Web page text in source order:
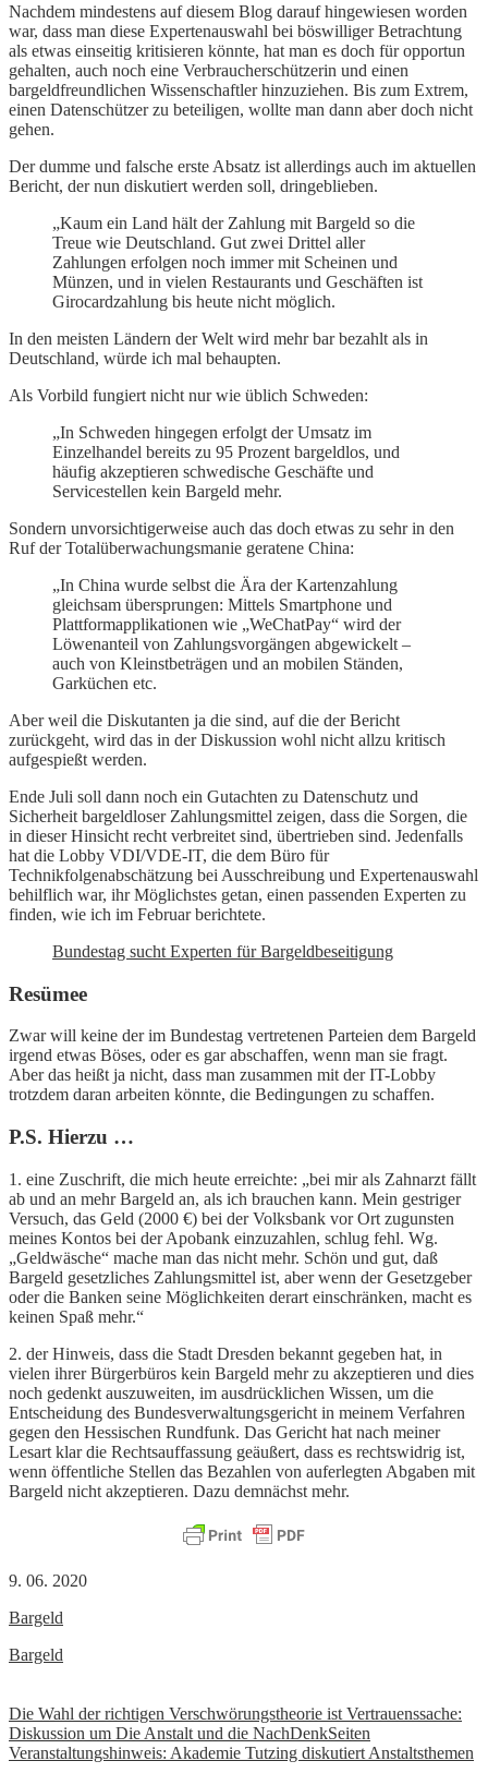
Nachdem mindestens auf diesem Blog darauf hingewiesen worden
war, dass man diese Expertenauswahl bei böswilliger Betrachtung
als etwas einseitig kritisieren könnte, hat man es doch für opportun
gehalten, auch noch eine Verbraucherschützerin und einen
bargeldfreundlichen Wissenschaftler hinzuziehen. Bis zum Extrem,
einen Datenschützer zu beteiligen, wollte man dann aber doch nicht
gehen.
Der dumme und falsche erste Absatz ist allerdings auch im aktuellen
Bericht, der nun diskutiert werden soll, dringeblieben.
„Kaum ein Land hält der Zahlung mit Bargeld so die
Treue wie Deutschland. Gut zwei Drittel aller
Zahlungen erfolgen noch immer mit Scheinen und
Münzen, und in vielen Restaurants und Geschäften ist
Girocardzahlung bis heute nicht möglich.
In den meisten Ländern der Welt wird mehr bar bezahlt als in
Deutschland, würde ich mal behaupten.
Als Vorbild fungiert nicht nur wie üblich Schweden:
„In Schweden hingegen erfolgt der Umsatz im
Einzelhandel bereits zu 95 Prozent bargeldlos, und
häufig akzeptieren schwedische Geschäfte und
Servicestellen kein Bargeld mehr.
Sondern unvorsichtigerweise auch das doch etwas zu sehr in den
Ruf der Totalüberwachungsmanie geratene China:
„In China wurde selbst die Ära der Kartenzahlung
gleichsam übersprungen: Mittels Smartphone und
Plattformapplikationen wie „WeChatPay“ wird der
Löwenanteil von Zahlungsvorgängen abgewickelt –
auch von Kleinstbeträgen und an mobilen Ständen,
Garküchen etc.
Aber weil die Diskutanten ja die sind, auf die der Bericht
zurückgeht, wird das in der Diskussion wohl nicht allzu kritisch
aufgespießt werden.
Ende Juli soll dann noch ein Gutachten zu Datenschutz und
Sicherheit bargeldloser Zahlungsmittel zeigen, dass die Sorgen, die
in dieser Hinsicht recht verbreitet sind, übertrieben sind. Jedenfalls
hat die Lobby VDI/VDE-IT, die dem Büro für
Technikfolgenabschätzung bei Ausschreibung und Expertenauswahl
behilflich war, ihr Möglichstes getan, einen passenden Experten zu
finden, wie ich im Februar berichtete.
Bundestag sucht Experten für Bargeldbeseitigung
Resümee
Zwar will keine der im Bundestag vertretenen Parteien dem Bargeld
irgend etwas Böses, oder es gar abschaffen, wenn man sie fragt.
Aber das heißt ja nicht, dass man zusammen mit der IT-Lobby
trotzdem daran arbeiten könnte, die Bedingungen zu schaffen.
P.S. Hierzu …
1. eine Zuschrift, die mich heute erreichte: „bei mir als Zahnarzt fällt
ab und an mehr Bargeld an, als ich brauchen kann. Mein gestriger
Versuch, das Geld (2000 €) bei der Volksbank vor Ort zugunsten
meines Kontos bei der Apobank einzuzahlen, schlug fehl. Wg.
„Geldwäsche“ mache man das nicht mehr. Schön und gut, daß
Bargeld gesetzliches Zahlungsmittel ist, aber wenn der Gesetzgeber
oder die Banken seine Möglichkeiten derart einschränken, macht es
keinen Spaß mehr.“
2. der Hinweis, dass die Stadt Dresden bekannt gegeben hat, in
vielen ihrer Bürgerbüros kein Bargeld mehr zu akzeptieren und dies
noch gedenkt auszuweiten, im ausdrücklichen Wissen, um die
Entscheidung des Bundesverwaltungsgericht in meinem Verfahren
gegen den Hessischen Rundfunk. Das Gericht hat nach meiner
Lesart klar die Rechtsauffassung geäußert, dass es rechtswidrig ist,
wenn öffentliche Stellen das Bezahlen von auferlegten Abgaben mit
Bargeld nicht akzeptieren. Dazu demnächst mehr.
9. 06. 2020
Bargeld
Bargeld
Beitrags-
Navigation
Die Wahl der richtigen Verschwörungstheorie ist Vertrauenssache:
Diskussion um Die Anstalt und die NachDenkSeiten
Veranstaltungshinweis: Akademie Tutzing diskutiert Anstaltsthemen